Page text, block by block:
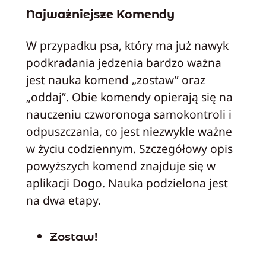
Najważniejsze Komendy
W przypadku psa, który ma już nawyk
podkradania jedzenia bardzo ważna
jest nauka komend „zostaw” oraz
„oddaj”. Obie komendy opierają się na
nauczeniu czworonoga samokontroli i
odpuszczania, co jest niezwykle ważne
w życiu codziennym. Szczegółowy opis
powyższych komend znajduje się w
aplikacji Dogo. Nauka podzielona jest
na dwa etapy.
Zostaw!